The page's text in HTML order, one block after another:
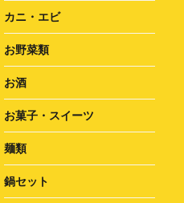
カニ・エビ
お野菜類
お酒
お菓子・スイーツ
麺類
鍋セット